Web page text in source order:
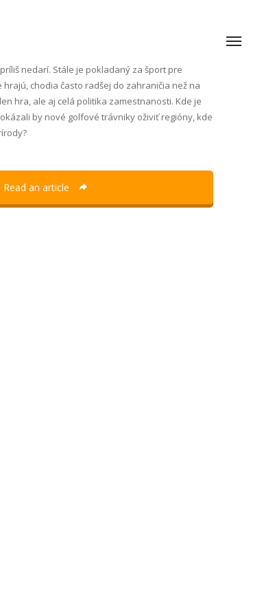
nedarí. Stále je pokladaný za šport pre
chodia často radšej do zahraničia než na
hra, ale aj celá politika zamestnanosti. Kde je
by nové golfové trávniky oživiť regióny, kde
Read an article